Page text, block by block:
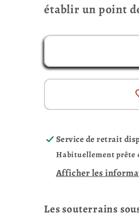
établir un point
Service de retrait
Habituellement prête
Afficher les
Les souterrains